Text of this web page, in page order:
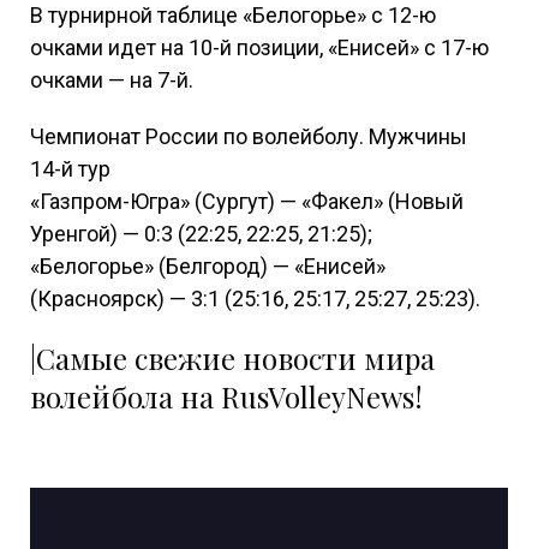
В турнирной таблице «Белогорье» с 12-ю
очками идет на 10-й позиции, «Енисей» с 17-ю
очками — на 7-й.
Чемпионат России по волейболу. Мужчины
14-й тур
«Газпром-Югра» (Сургут) — «Факел» (Новый
Уренгой) — 0:3 (22:25, 22:25, 21:25);
«Белогорье» (Белгород) — «Енисей»
(Красноярск) — 3:1 (25:16, 25:17, 25:27, 25:23).
|Самые свежие новости мира
волейбола на RusVolleyNews!